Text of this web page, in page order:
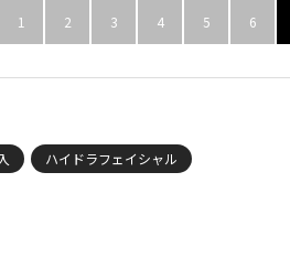
1 2 3 4 5 6
ハイドラフェイシャル